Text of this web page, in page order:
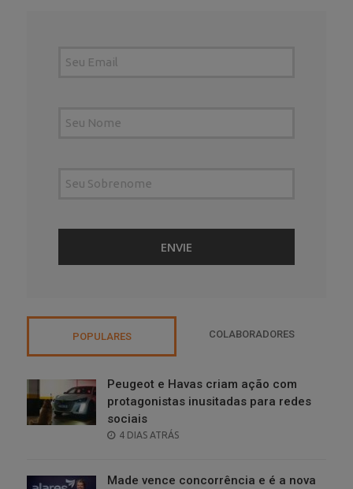
POPULARES COLABORADORES
Peugeot e Havas criam ação com
protagonistas inusitadas para redes
sociais
POSTED
4 DIAS ATRÁS
Made vence concorrência e é a nova